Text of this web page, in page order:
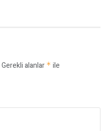
Gerekli alanlar * ile